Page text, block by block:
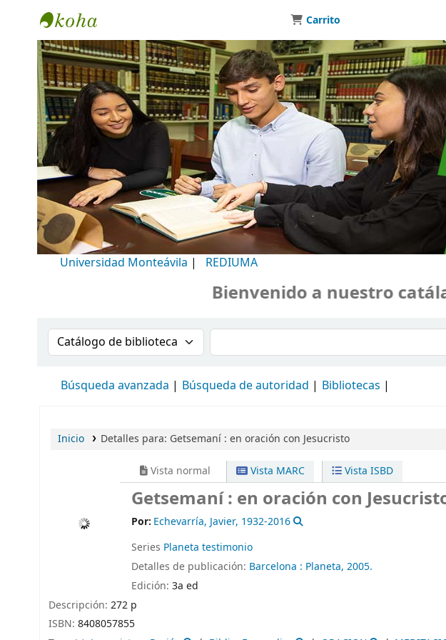
Biblioteca Universidad Monteávila
Carrito
Universidad Monteávila | REDIUMA
Bienvenido a nuestro
Buscar en el catálogo por:Buscar en el catálogo
Búsqueda avanzada Búsqueda de autoridad Bibliotecas
Inicio Detalles para: Getsemaní : en oración con Jesucristo
Vista normal Vista MARC Vista ISBD
Getsemaní : en oración con
Por: Echevarría, Javier, 1932-2016
Series Planeta testimonio
Detalles de publicación: Barcelona : Planeta, 2005.
Edición: 3a ed
Descripción: 272 p
ISBN: 8408057855